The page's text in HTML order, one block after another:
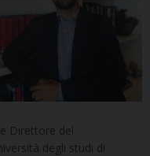
Direttore del
degli studi di